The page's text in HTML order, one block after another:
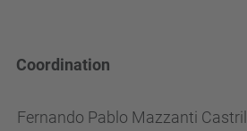
Coordination
Fernando Pablo Mazzanti